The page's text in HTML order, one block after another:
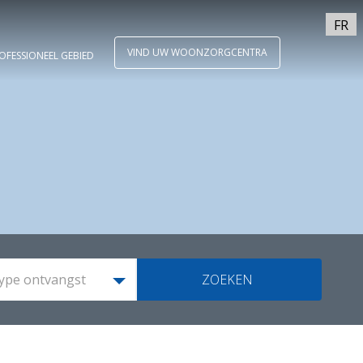
FR
GEBIED VIND UW WOONZORGCENTRA
ontvangst ZOEKEN